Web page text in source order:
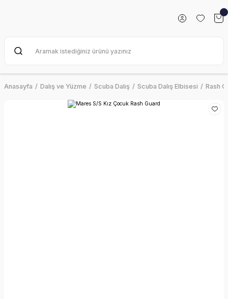
Anasayfa Dalış ve Yüzme Scuba Dalış Scuba Dalış Elbisesi Rash